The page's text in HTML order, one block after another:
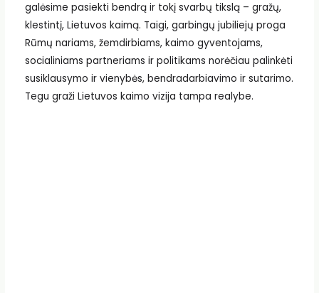
galėsime pasiekti bendrą ir tokį svarbų tikslą – gražų,
klestintį, Lietuvos kaimą. Taigi, garbingų jubiliejų proga
Rūmų nariams, žemdirbiams, kaimo gyventojams,
socialiniams partneriams ir politikams norėčiau palinkėti
susiklausymo ir vienybės, bendradarbiavimo ir sutarimo.
Tegu graži Lietuvos kaimo vizija tampa realybe.